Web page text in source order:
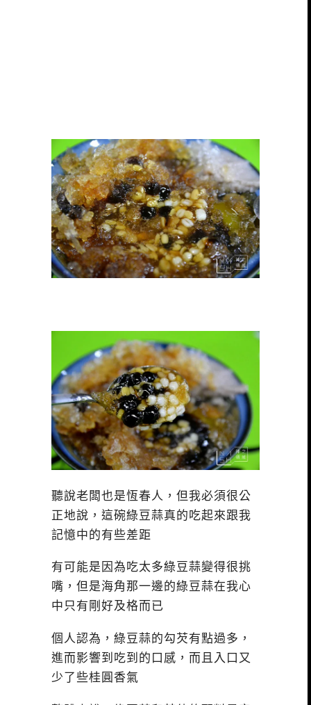
聽說老闆也是恆春人，但我必須很公
正地說，這碗綠豆蒜真的吃起來跟我
記憶中的有些差距
有可能是因為吃太多綠豆蒜變得很挑
嘴，但是海角那一邊的綠豆蒜在我心
中只有剛好及格而已
個人認為，綠豆蒜的勾芡有點過多，
進而影響到吃到的口感，而且入口又
少了些桂圓香氣